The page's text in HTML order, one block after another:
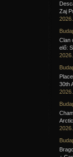
Zaj
Clan
elő:
30th